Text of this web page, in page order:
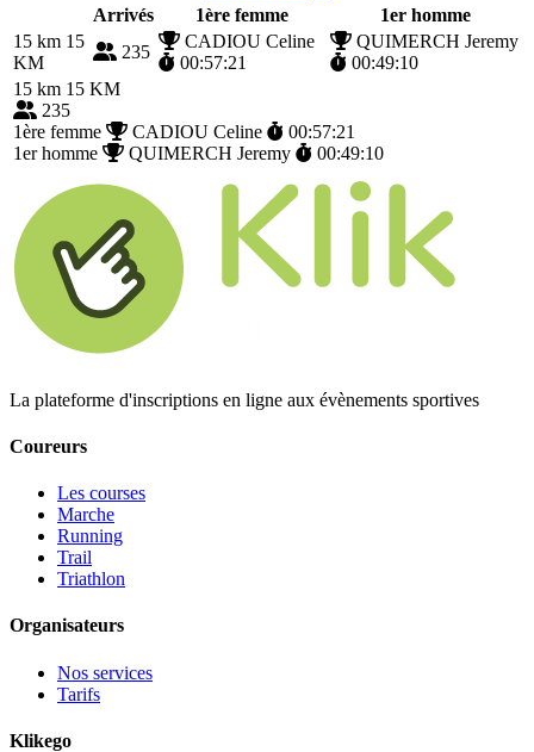
Arrivés
1ère femme
1er homme
15 km 15
KM
235
CADIOU Celine
00:57:21
QUIMERCH Jeremy
00:49:10
15 km 15 KM
235
1ère femme
CADIOU Celine
00:57:21
1er homme
QUIMERCH Jeremy 00:49:10
La plateforme d'inscriptions en ligne aux évènements sportives
Coureurs
Les courses
Marche
Running
Trail
Triathlon
Organisateurs
Nos services
Tarifs
Klikego